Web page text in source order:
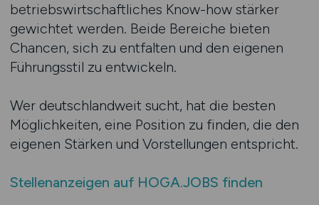
betriebswirtschaftliches Know-how stärker
gewichtet werden. Beide Bereiche bieten
Chancen, sich zu entfalten und den eigenen
Führungsstil zu entwickeln.
Wer deutschlandweit sucht, hat die besten
Möglichkeiten, eine Position zu finden, die den
eigenen Stärken und Vorstellungen entspricht.
Stellenanzeigen auf HOGA.JOBS finden